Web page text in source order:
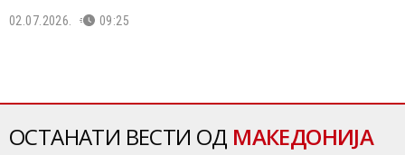
02.07.2026. 09:25
ОСТАНАТИ ВЕСТИ ОД МАКЕДОНИЈА